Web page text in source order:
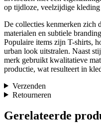
op tijdloze, veelzijdige
De collecties kenmerken zich
materialen en subtiele
Populaire items zijn T-shirts,
urban look uitstralen. Naast
merk gebruikt kwalitatieve
productie, wat resulteert in
Verzenden
Retourneren
Gerelateerde